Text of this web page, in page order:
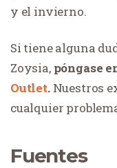
y el invierno.
Si tiene alguna
Zoysia, póngase
Outlet.Nuestros
cualquier
Fuentes